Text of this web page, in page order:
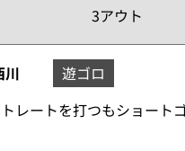
3アウト
川
遊ゴロ
レートを打つもショート